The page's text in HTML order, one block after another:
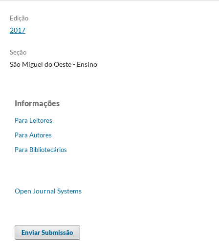
Edição
2017
Seção
São Miguel do Oeste - Ensino
Informações
Para Leitores
Para Autores
Para Bibliotecários
Open Journal Systems
Enviar Submissão